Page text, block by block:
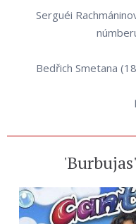
Serguéi
Bedřich Smetana